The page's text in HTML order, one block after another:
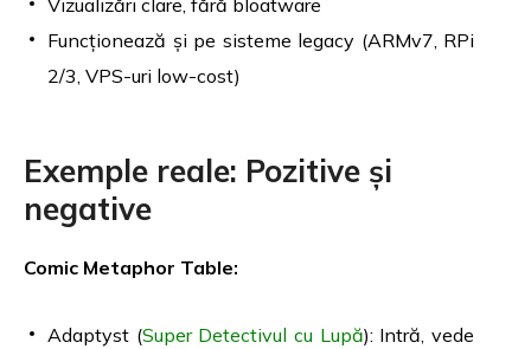
Vizualizări clare, fără bloatware
Funcționează și pe sisteme legacy (ARMv7, RPi
2/3, VPS-uri low-cost)
Exemple reale: Pozitive și
negative
Comic Metaphor Table:
Adaptyst (Super Detectivul cu Lupă): Intră, vede